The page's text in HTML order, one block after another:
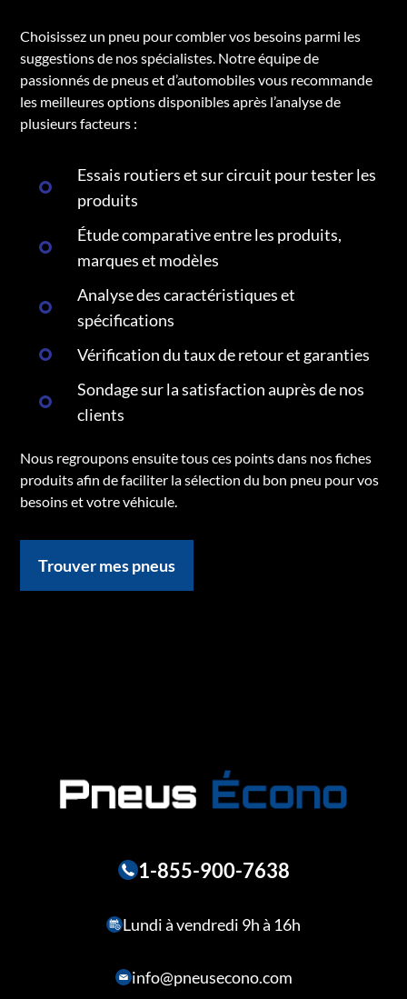
Choisissez un pneu pour combler vos besoins parmi les
suggestions de nos spécialistes. Notre équipe de
passionnés de pneus et d’automobiles vous recommande
les meilleures options disponibles après l’analyse de
plusieurs facteurs :
Essais routiers et sur circuit pour tester les
produits
Étude comparative entre les produits,
marques et modèles
Analyse des caractéristiques et
spécifications
Vérification du taux de retour et garanties
Sondage sur la satisfaction auprès de nos
clients
Nous regroupons ensuite tous ces points dans nos fiches
produits afin de faciliter la sélection du bon pneu pour vos
besoins et votre véhicule.
Trouver mes pneus
1-855-900-7638
Lundi à vendredi 9h à 16h
info@pneusecono.com